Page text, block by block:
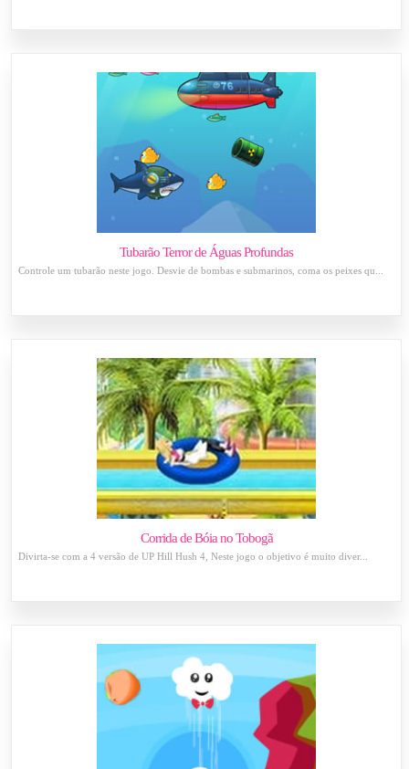
Tubarão Terror de Águas Profundas
Controle um tubarão neste jogo. Desvie de bombas e submarinos, coma os peixes qu...
Corrida de Bóia no Tobogã
Divirta-se com a 4 versão de UP Hill Hush 4, Neste jogo o objetivo é muito diver...